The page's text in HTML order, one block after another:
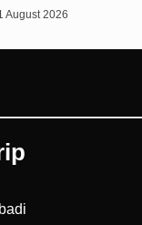
August 2026